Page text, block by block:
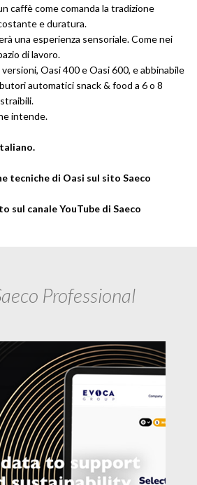
caffè come comanda la tradizione
e duratura.
una esperienza sensoriale. Come nei
di lavoro.
Oasi 400 e Oasi 600, e abbinabile
automatici snack & food a 6 o 8
intende.
tecniche di Oasi sul sito Saeco
sul canale YouTube di Saeco
Professional